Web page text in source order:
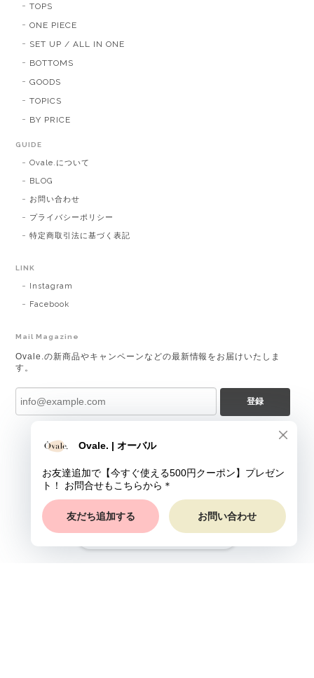
TOPS
ONE PIECE
SET UP / ALL IN ONE
BOTTOMS
GOODS
TOPICS
BY PRICE
GUIDE
Ovale.について
BLOG
お問い合わせ
プライバシーポリシー
特定商取引法に基づく表記
LINK
Instagram
Facebook
Mail Magazine
Ovale.の新商品やキャンペーンなどの最新情報をお届けいたしま
す。
登録
ショップに質問する